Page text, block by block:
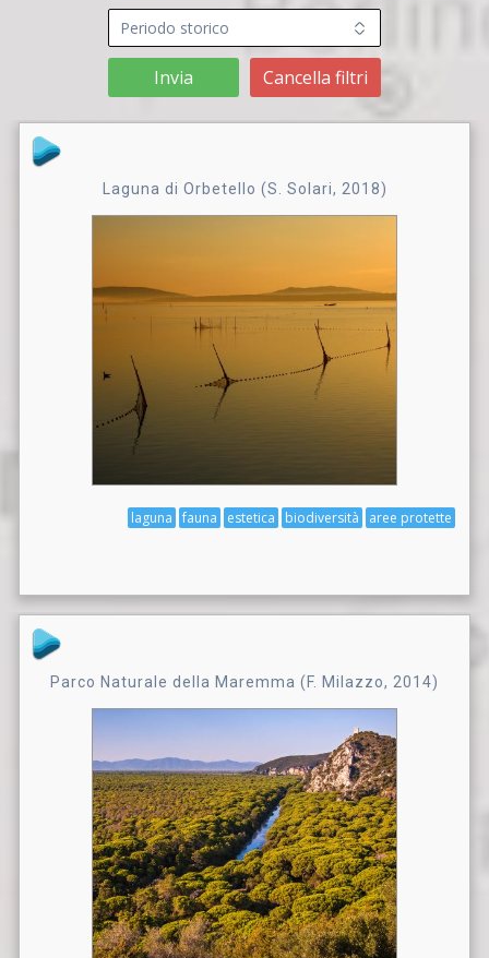
Invia Cancella filtri
Laguna di Orbetello (S. Solari, 2018)
aree protette
biodiversità
estetica
fauna
laguna
Parco Naturale della Maremma (F. Milazzo, 2014)